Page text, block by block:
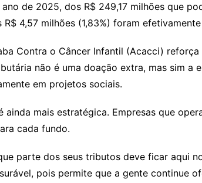
de 2025, dos R$ 249,17 milhões que
4,57 milhões (1,83%) foram
Contra o Câncer Infantil (Acacci)
não é uma doação extra, mas sim
em projetos sociais.
mais estratégica. Empresas que
cada fundo.
parte dos seus tributos deve ficar aqui
pois permite que a gente continue